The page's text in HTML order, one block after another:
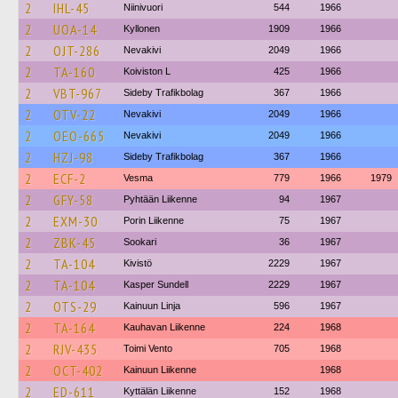
2 IHL-45 Niinivuori 544 1966
2 UOA-14 Kyllonen 1909 1966
2 OJT-286 Nevakivi 2049 1966
2 TA-160 Koiviston L 425 1966
2 VBT-967 Sideby Trafikbolag 367 1966
2 OTV-22 Nevakivi 2049 1966
2 OEO-665 Nevakivi 2049 1966
2 HZJ-98 Sideby Trafikbolag 367 1966
2 ECF-2 Vesma 779 1966 1979
2 GFY-58 Pyhtään Liikenne 94 1967
2 EXM-30 Porin Liikenne 75 1967
2 ZBK-45 Sookari 36 1967
2 TA-104 Kivistö 2229 1967
2 TA-104 Kasper Sundell 2229 1967
2 OTS-29 Kainuun Linja 596 1967
2 TA-164 Kauhavan Liikenne 224 1968
2 RJV-435 Toimi Vento 705 1968
2 OCT-402 Kainuun Liikenne 1968
2 ED-611 Kyttälän Liikenne 152 1968